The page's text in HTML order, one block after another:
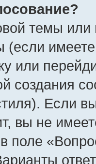
темы или
или
создания
Если
вы не
поле